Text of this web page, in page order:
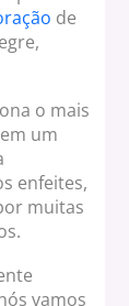
de
o mais
um
enfeites,
muitas
vamos